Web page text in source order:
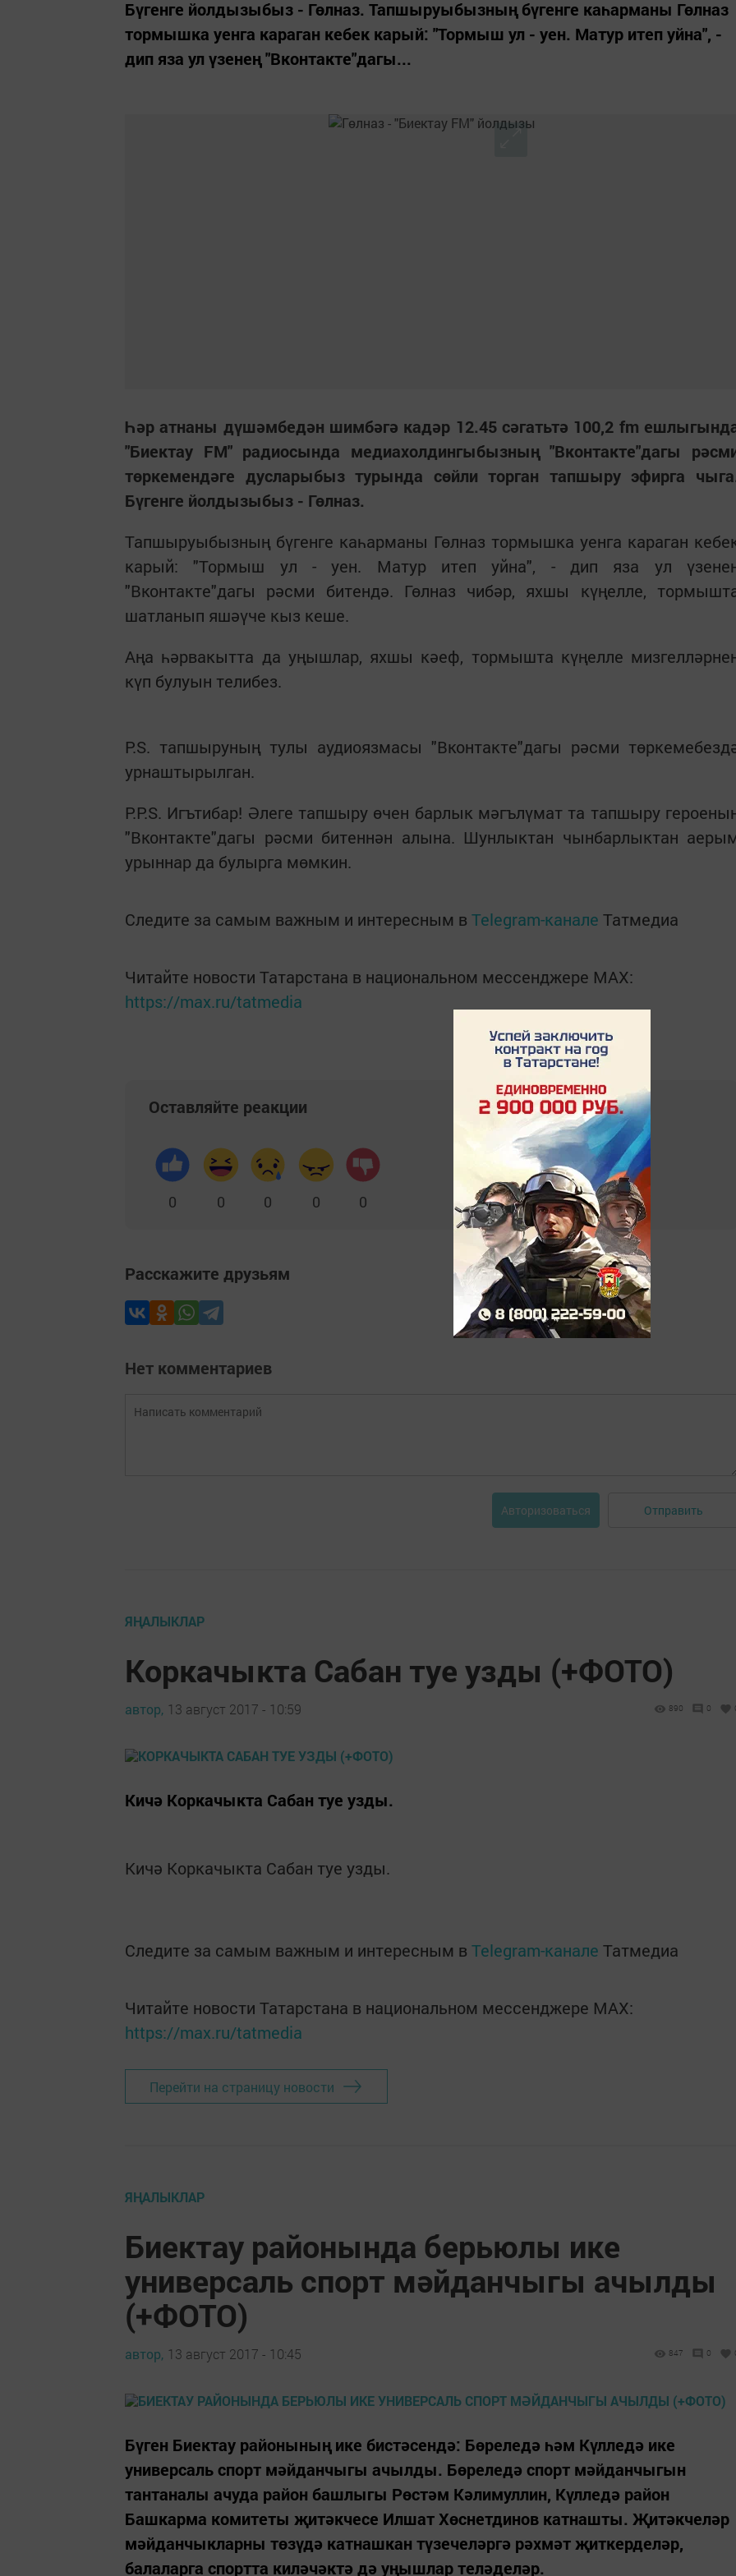
Бүгенге йолдызыбыз - Гөлназ. Тапшыруыбызның бүгенге каһарманы Гөлназ
тормышка уенга караган кебек карый: "Тормыш ул - уен. Матур итеп уйна", -
дип яза ул үзенең "Вконтакте"дагы...
Һәр атнаны дүшәмбедән шимбәгә кадәр 12.45 сәгатьтә 100,2 fm
"Биектау FM" радиосында медиахолдингыбызның "Вконтакте"дагы
төркемендәге дусларыбыз турында сөйли торган тапшыру эфирга
Бүгенге йолдызыбыз - Гөлназ.
Тапшыруыбызның бүгенге каһарманы Гөлназ тормышка уенга караган
карый: "Тормыш ул - уен. Матур итеп уйна", - дип яза ул
"Вконтакте"дагы рәсми битендә. Гөлназ чибәр, яхшы күңелле,
шатланып яшәүче кыз кеше.
Аңа һәрвакытта да уңышлар, яхшы кәеф, тормышта күңелле
күп булуын телибез.
P.S. тапшыруның тулы аудиоязмасы "Вконтакте"дагы рәсми
урнаштырылган.
P.P.S. Игътибар! Әлеге тапшыру өчен барлык мәгълүмат та тапшыру
"Вконтакте"дагы рәсми битеннән алына. Шунлыктан чынбарлыктан
урыннар да булырга мөмкин.
Следите за самым важным и интересным в Telegram-канале Татмедиа
Читайте новости Татарстана в национальном мессенджере MАХ:
https://max.ru/tatmedia
Оставляйте реакции
0 0 0 0 0
Расскажите друзьям
Нет комментариев
Авторизоваться Отправить
ЯҢАЛЫКЛАР
Коркачыкта Сабан туе узды (+ФОТО)
автор, 13 август 2017 - 10:59 890 0
Кичә Коркачыкта Сабан туе узды.
Кичә Коркачыкта Сабан туе узды.
Следите за самым важным и интересным в Telegram-канале Татмедиа
Читайте новости Татарстана в национальном мессенджере MАХ:
https://max.ru/tatmedia
Перейти на страницу новости
ЯҢАЛЫКЛАР
Биектау районында берьюлы ике
универсаль спорт мәйданчыгы ачылды
(+ФОТО)
автор, 13 август 2017 - 10:45 847 0
Бүген Биектау районының ике бистәсендә: Бөреледә һәм Күлледә ике
универсаль спорт мәйданчыгы ачылды. Бөреледә спорт мәйданчыгын
тантаналы ачуда район башлыгы Рөстәм Кәлимуллин, Күлледә район
Башкарма комитеты җитәкчесе Илшат Хөснетдинов катнашты. Җитәкчеләр
мәйданчыкларны төзүдә катнашкан түзечеләргә рәхмәт җиткерделәр,
балаларга спортта киләчәктә дә уңышлар теләделәр.